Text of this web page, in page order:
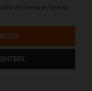
de prensa en formato